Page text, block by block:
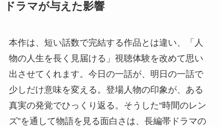
ドラマが与えた影響
本作は、短い話数で完結する作品とは違い、「人
物の人生を長く見届ける」視聴体験を改めて思い
出させてくれます。今日の一話が、明日の一話で
少しだけ意味を変える。登場人物の印象が、ある
真実の発覚でひっくり返る。そうした“時間のレン
ズ”を通して物語を見る面白さは、長編帯ドラマの